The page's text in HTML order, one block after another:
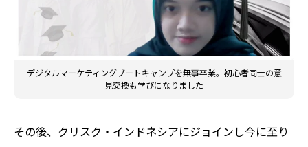
デジタルマーケティングブートキャンプを無事卒業。初心者同士の意
見交換も学びになりました
その後、クリスク・インドネシアにジョインし今に至り